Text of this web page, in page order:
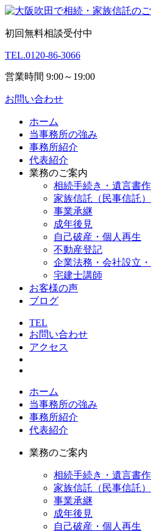
初回無料相談受付中
TEL.0120-86-3066
営業時間 9:00～19:00
お問い合わせ
ホーム
当事務所の強み
事務所紹介
代表紹介
業務のご案内
相続手続き・遺言書
家族信託（民事信託）
事業承継
成年後見
自己破産・個人再生
不動産登記
企業法務・会社設立
宅建士講師
お客様の声
ブログ
TEL
お問い合わせ
アクセス
ホーム
当事務所の強み
事務所紹介
代表紹介
業務のご案内
相続手続き・遺言書
家族信託（民事信託）
事業承継
成年後見
自己破産・個人再生